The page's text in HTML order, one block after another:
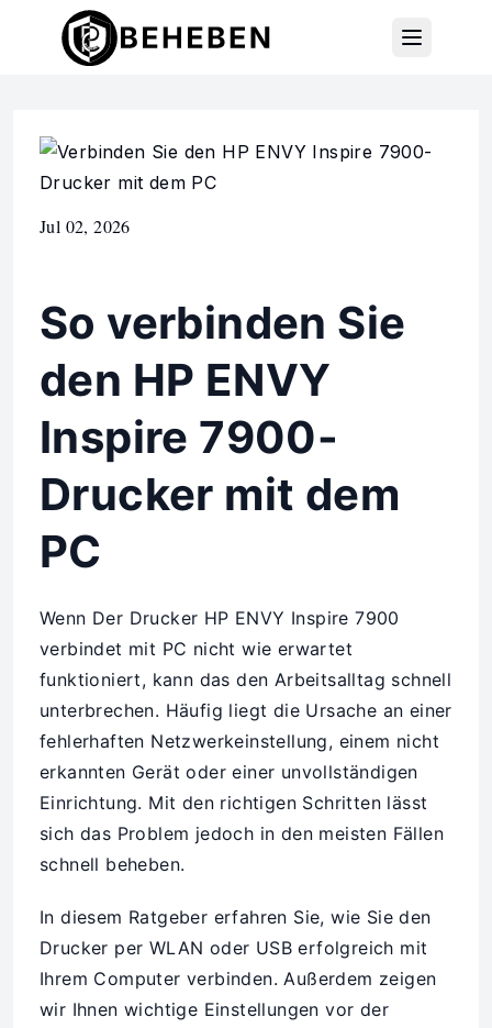
Jul 02, 2026
So verbinden Sie
den HP ENVY
Inspire 7900-
Drucker mit dem
PC
Wenn Der Drucker HP ENVY Inspire 7900
verbindet mit PC nicht wie erwartet
funktioniert, kann das den Arbeitsalltag schnell
unterbrechen. Häufig liegt die Ursache an einer
fehlerhaften Netzwerkeinstellung, einem nicht
erkannten Gerät oder einer unvollständigen
Einrichtung. Mit den richtigen Schritten lässt
sich das Problem jedoch in den meisten Fällen
schnell beheben.
In diesem Ratgeber erfahren Sie, wie Sie den
Drucker per WLAN oder USB erfolgreich mit
Ihrem Computer verbinden. Außerdem zeigen
wir Ihnen wichtige Einstellungen vor der